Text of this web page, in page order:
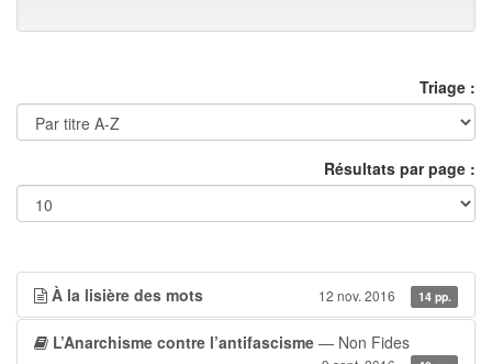
Triage :
Résultats par page :
À la lisière des mots 12 nov. 2016 14 pp.
L’Anarchisme contre l’antifascisme — Non Fides